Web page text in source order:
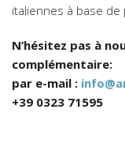
italiennes à base
N’hésitez pas à
complémentaire:
par e-mail :
+39 0323 71595